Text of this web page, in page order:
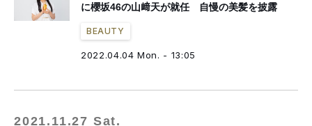
に櫻坂46の山﨑天が就任 自慢の美髪を披露
BEAUTY
2022.04.04 Mon. - 13:05
2021.11.27 Sat.